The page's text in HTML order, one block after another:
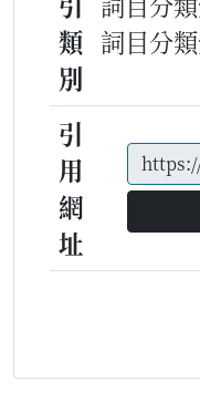
類
別
詞目分
引
用
網
址